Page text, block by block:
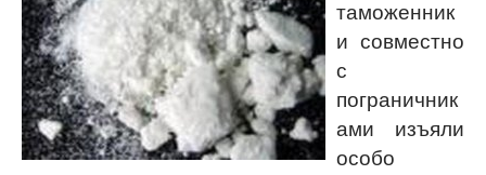
таможенник
и совместно
с
пограничник
ами изъяли
особо